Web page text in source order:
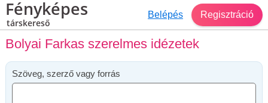
Fényképes
társkereső
Belépés Regisztráció
Bolyai Farkas szerelmes idézetek
Szöveg, szerző vagy forrás